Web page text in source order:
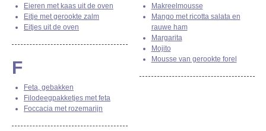
Eieren met kaas uit de oven
Eitje met gerookte zalm
Eitjes uit de oven
F
Feta, gebakken
Filodeegpakketjes met feta
Foccacia met rozemarijn
Makreelmousse
Mango met ricotta salata en
rauwe ham
Margarita
Mojito
Mousse van gerookte forel